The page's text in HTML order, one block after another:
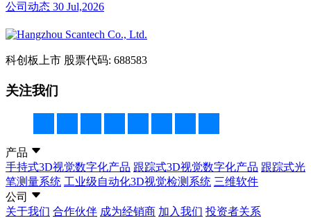
公司动态 30 Jul,2026
科创板上市 股票代码: 688583
关注我们
产品
手持式3D视觉数字化产品 跟踪式3D视觉数字化产品 跟踪式光
笔测量系统 工业级自动化3D视觉检测系统 三维软件
公司
关于我们 合作伙伴 成为经销商 加入我们 投资者关系